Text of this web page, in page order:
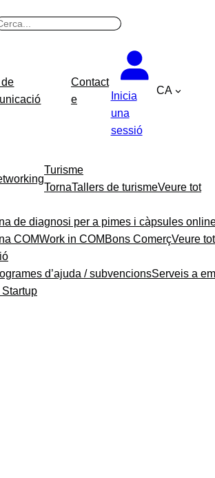
Contact
e
Inicia
una
sessió
CA
Turisme
TornaTallers de turismeVeure tot
de diagnosi per a pimes i càpsules
COMWork in COM Bons ComerçVeure tot
d’ajuda / subvencionsServeis a
Startup